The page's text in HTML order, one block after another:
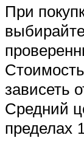
При
зависеть
Средний
пределах